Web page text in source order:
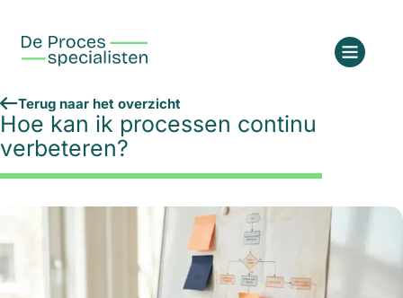
Terug naar het overzicht
Hoe kan ik processen continu
verbeteren?